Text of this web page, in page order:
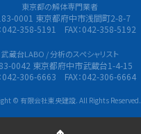
東京都の解体専門業者
0001 東京都府中市浅間町2-8-7
042-358-5191 FAX：042-358-5192
武蔵台LABO / 分析のスペシャリスト
0042 東京都府中市武蔵台1-4-15
042-306-6663 FAX：042-306-6664
© 有限会社東央建設. All Rights Reserved.